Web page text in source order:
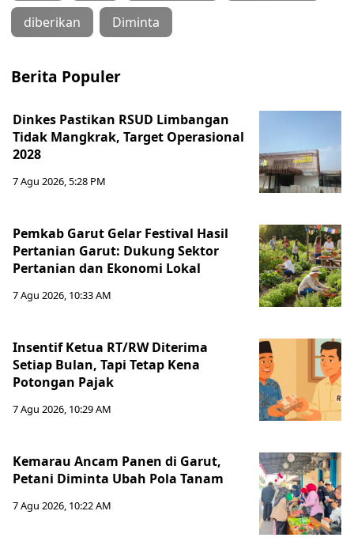
diberikan Diminta
Berita Populer
Dinkes Pastikan RSUD Limbangan
Tidak Mangkrak, Target Operasional
2028
7 Agu 2026, 5:28 PM
Pemkab Garut Gelar Festival Hasil
Pertanian Garut: Dukung Sektor
Pertanian dan Ekonomi Lokal
7 Agu 2026, 10:33 AM
Insentif Ketua RT/RW Diterima
Setiap Bulan, Tapi Tetap Kena
Potongan Pajak
7 Agu 2026, 10:29 AM
Kemarau Ancam Panen di Garut,
Petani Diminta Ubah Pola Tanam
7 Agu 2026, 10:22 AM